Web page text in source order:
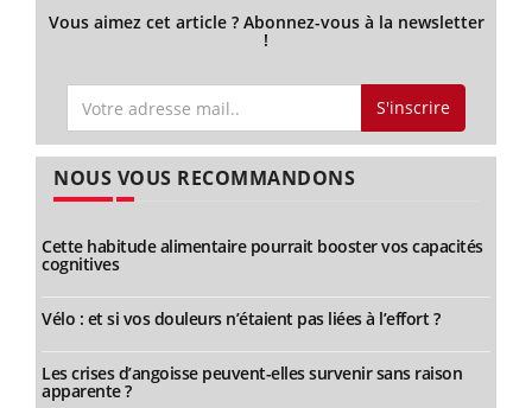
Vous aimez cet article ? Abonnez-vous à la newsletter
!
S'inscrire
NOUS VOUS RECOMMANDONS
Cette habitude alimentaire pourrait booster vos capacités
cognitives
Vélo : et si vos douleurs n’étaient pas liées à l’effort ?
Les crises d’angoisse peuvent-elles survenir sans raison
apparente ?